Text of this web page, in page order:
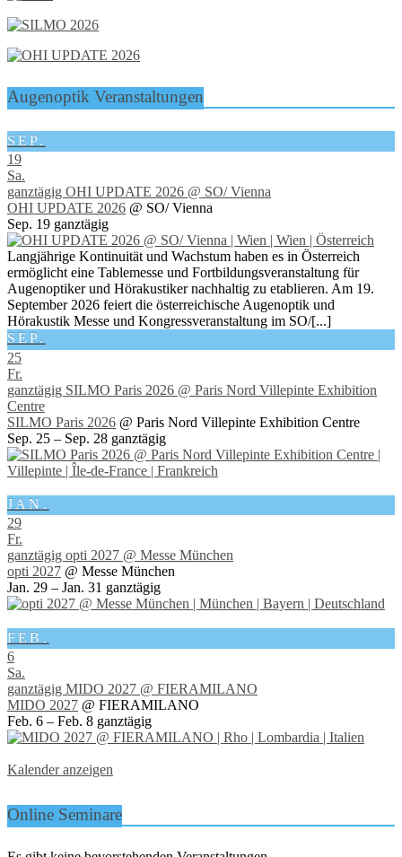
Augenoptik Veranstaltungen
SEP.
19
Sa.
ganztägig OHI UPDATE 2026 @ SO/ Vienna
OHI UPDATE 2026 @ SO/ Vienna
Sep. 19 ganztägig
Langjährige Kontinuität und Wachstum haben es in Österreich
ermöglicht eine Tablemesse und Fortbildungsveranstaltung für
Augenoptiker und Hörakustiker nachhaltig zu etablieren. Am 19.
September 2026 feiert die österreichische Augenoptik und
Hörakustik Messe und Kongressveranstaltung im SO/[...]
SEP.
25
Fr.
ganztägig SILMO Paris 2026 @ Paris Nord Villepinte Exhibition
Centre
SILMO Paris 2026 @ Paris Nord Villepinte Exhibition Centre
Sep. 25 – Sep. 28 ganztägig
JAN.
29
Fr.
ganztägig opti 2027 @ Messe München
opti 2027 @ Messe München
Jan. 29 – Jan. 31 ganztägig
FEB.
6
Sa.
ganztägig MIDO 2027 @ FIERAMILANO
MIDO 2027 @ FIERAMILANO
Feb. 6 – Feb. 8 ganztägig
Kalender anzeigen
Online Seminare